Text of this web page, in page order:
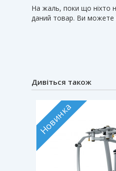
На жаль, поки що ніхто
даний товар. Ви можете
Дивіться також
Новинка